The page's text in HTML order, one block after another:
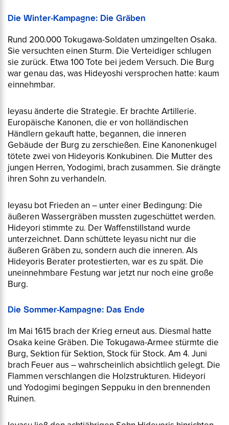
Die Winter-Kampagne: Die Gräben
Rund 200.000 Tokugawa-Soldaten umzingelten Osaka.
Sie versuchten einen Sturm. Die Verteidiger schlugen
sie zurück. Etwa 100 Tote bei jedem Versuch. Die Burg
war genau das, was Hideyoshi versprochen hatte: kaum
einnehmbar.
Ieyasu änderte die Strategie. Er brachte Artillerie.
Europäische Kanonen, die er von holländischen
Händlern gekauft hatte, begannen, die inneren
Gebäude der Burg zu zerschießen. Eine Kanonenkugel
tötete zwei von Hideyoris Konkubinen. Die Mutter des
jungen Herren, Yodogimi, brach zusammen. Sie drängte
ihren Sohn zu verhandeln.
Ieyasu bot Frieden an – unter einer Bedingung: Die
äußeren Wassergräben mussten zugeschüttet werden.
Hideyori stimmte zu. Der Waffenstillstand wurde
unterzeichnet. Dann schüttete Ieyasu nicht nur die
äußeren Gräben zu, sondern auch die inneren. Als
Hideyoris Berater protestierten, war es zu spät. Die
uneinnehmbare Festung war jetzt nur noch eine große
Burg.
Die Sommer-Kampagne: Das Ende
Im Mai 1615 brach der Krieg erneut aus. Diesmal hatte
Osaka keine Gräben. Die Tokugawa-Armee stürmte die
Burg, Sektion für Sektion, Stock für Stock. Am 4. Juni
brach Feuer aus – wahrscheinlich absichtlich gelegt. Die
Flammen verschlangen die Holzstrukturen. Hideyori
und Yodogimi begingen Seppuku in den brennenden
Ruinen.